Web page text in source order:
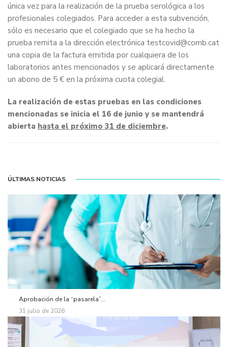
única vez para la realización de la prueba serológica a los
profesionales colegiados. Para acceder a esta subvención,
sólo es necesario que el colegiado que se ha hecho la
prueba remita a la dirección electrónica testcovid@comb.cat
una copia de la factura emitida por cualquiera de los
laboratorios antes mencionados y se aplicará directamente
un abono de 5 € en la próxima cuota colegial.
La realización de estas pruebas en las condiciones
mencionadas se inicia el 16 de junio y se mantendrá
abierta hasta el próximo 31 de diciembre.
ÚLTIMAS NOTICIAS
Aprobación de la “pasarela”...
31 julio de 2026